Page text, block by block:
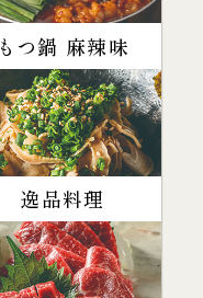
もつ鍋 麻辣味
逸品料理